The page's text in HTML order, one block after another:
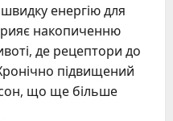
енергію для
накопиченню
де рецептори до
підвищений
що ще більше